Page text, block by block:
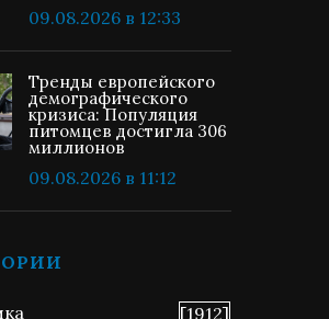
09.08.2026 в 12:33
Тренды европейского
демографического
кризиса: Популяция
питомцев достигла 306
миллионов
09.08.2026 в 11:12
[1912]